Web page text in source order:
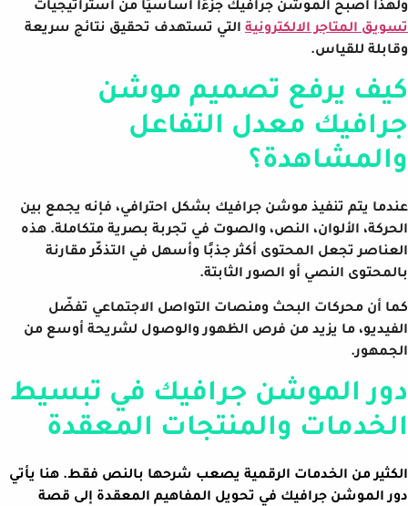
ولهذا أصبح الموشن جرافيك جزءًا أساسيًا من استراتيجيات
تسويق المتاجر الالكترونية التي تستهدف تحقيق نتائج سريعة
وقابلة للقياس.
كيف يرفع تصميم موشن
جرافيك معدل التفاعل
والمشاهدة؟
عندما يتم تنفيذ موشن جرافيك بشكل احترافي، فإنه يجمع بين
الحركة، الألوان، النص، والصوت في تجربة بصرية متكاملة. هذه
العناصر تجعل المحتوى أكثر جذبًا وأسهل في التذكّر مقارنة
بالمحتوى النصي أو الصور الثابتة.
كما أن محركات البحث ومنصات التواصل الاجتماعي تفضّل
الفيديو، ما يزيد من فرص الظهور والوصول لشريحة أوسع من
الجمهور.
دور الموشن جرافيك في تبسيط
الخدمات والمنتجات المعقدة
الكثير من الخدمات الرقمية يصعب شرحها بالنص فقط. هنا يأتي
دور الموشن جرافيك في تحويل المفاهيم المعقدة إلى قصة